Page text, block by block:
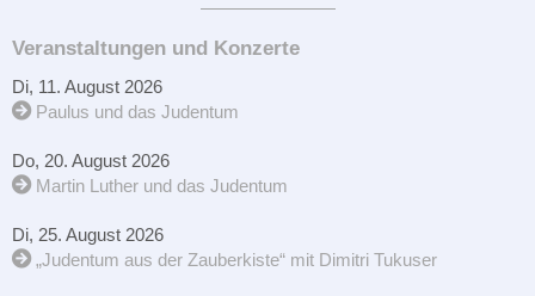
Veranstaltungen und Konzerte
Di, 11. August 2026
Paulus und das Judentum
Do, 20. August 2026
Martin Luther und das Judentum
Di, 25. August 2026
„Judentum aus der Zauberkiste“ mit Dimitri Tukuser